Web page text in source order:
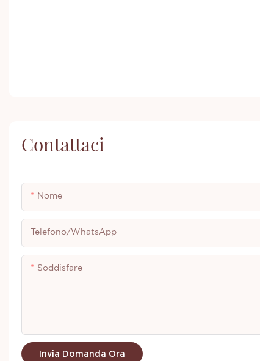
Contattaci
Nome
Telefono/WhatsApp
Soddisfare
Invia Domanda Ora